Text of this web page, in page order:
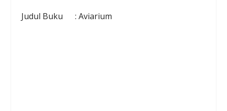
Judul Buku : Aviarium